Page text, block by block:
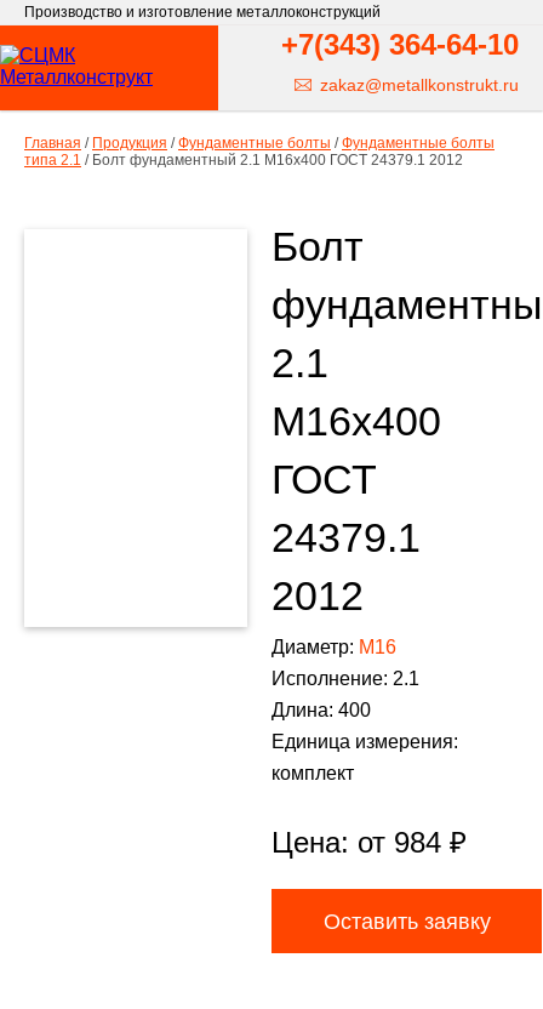
Производство и изготовление металлоконструкций
+7(343) 364-64-10
zakaz@metallkonstrukt.ru
Главная / Продукция / Фундаментные болты / Фундаментные болты
типа 2.1 / Болт фундаментный 2.1 М16х400 ГОСТ 24379.1 2012
Болт
2.1
М16х400
ГОСТ
24379.1
2012
Диаметр: М16
Исполнение: 2.1
Длина: 400
Единица измерения:
комплект
Цена: от 984 ₽
Оставить заявку